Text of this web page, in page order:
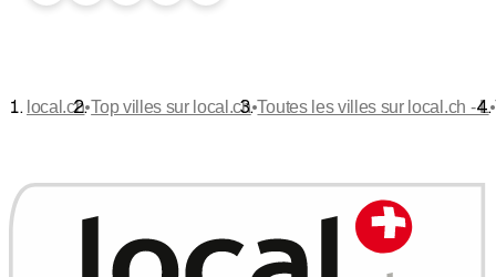
local.ch•Top villes sur local.ch•Toutes les villes sur local.ch - L•